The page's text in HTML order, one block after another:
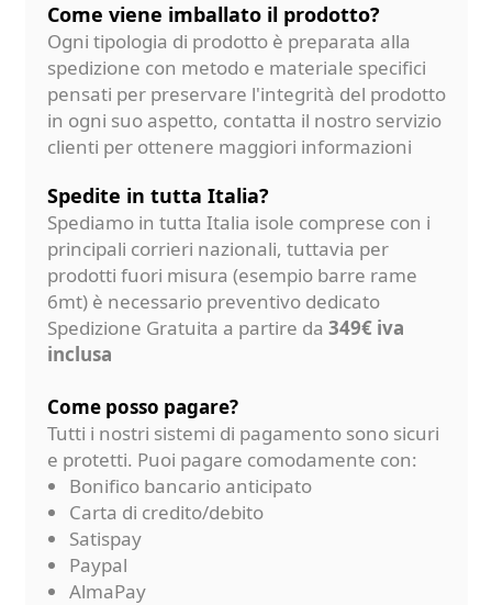
Come viene imballato il prodotto?
Ogni tipologia di prodotto è preparata alla
spedizione con metodo e materiale specifici
pensati per preservare l'integrità del prodotto
in ogni suo aspetto, contatta il nostro servizio
clienti per ottenere maggiori informazioni
Spedite in tutta Italia?
Spediamo in tutta Italia isole comprese con i
principali corrieri nazionali, tuttavia per
prodotti fuori misura (esempio barre rame
6mt) è necessario preventivo dedicato
Spedizione Gratuita a partire da 349€ iva
inclusa
Come posso pagare?
Tutti i nostri sistemi di pagamento sono sicuri
e protetti. Puoi pagare comodamente con:
Bonifico bancario anticipato
Carta di credito/debito
Satispay
Paypal
AlmaPay